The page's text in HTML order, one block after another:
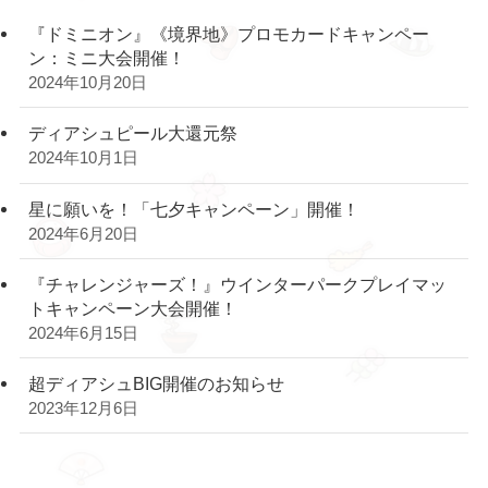
『ドミニオン』《境界地》プロモカードキャンペー
ン：ミニ大会開催！
2024年10月20日
ディアシュピール大還元祭
2024年10月1日
星に願いを！「七夕キャンペーン」開催！
2024年6月20日
『チャレンジャーズ！』ウインターパークプレイマッ
トキャンペーン大会開催！
2024年6月15日
超ディアシュBIG開催のお知らせ
2023年12月6日